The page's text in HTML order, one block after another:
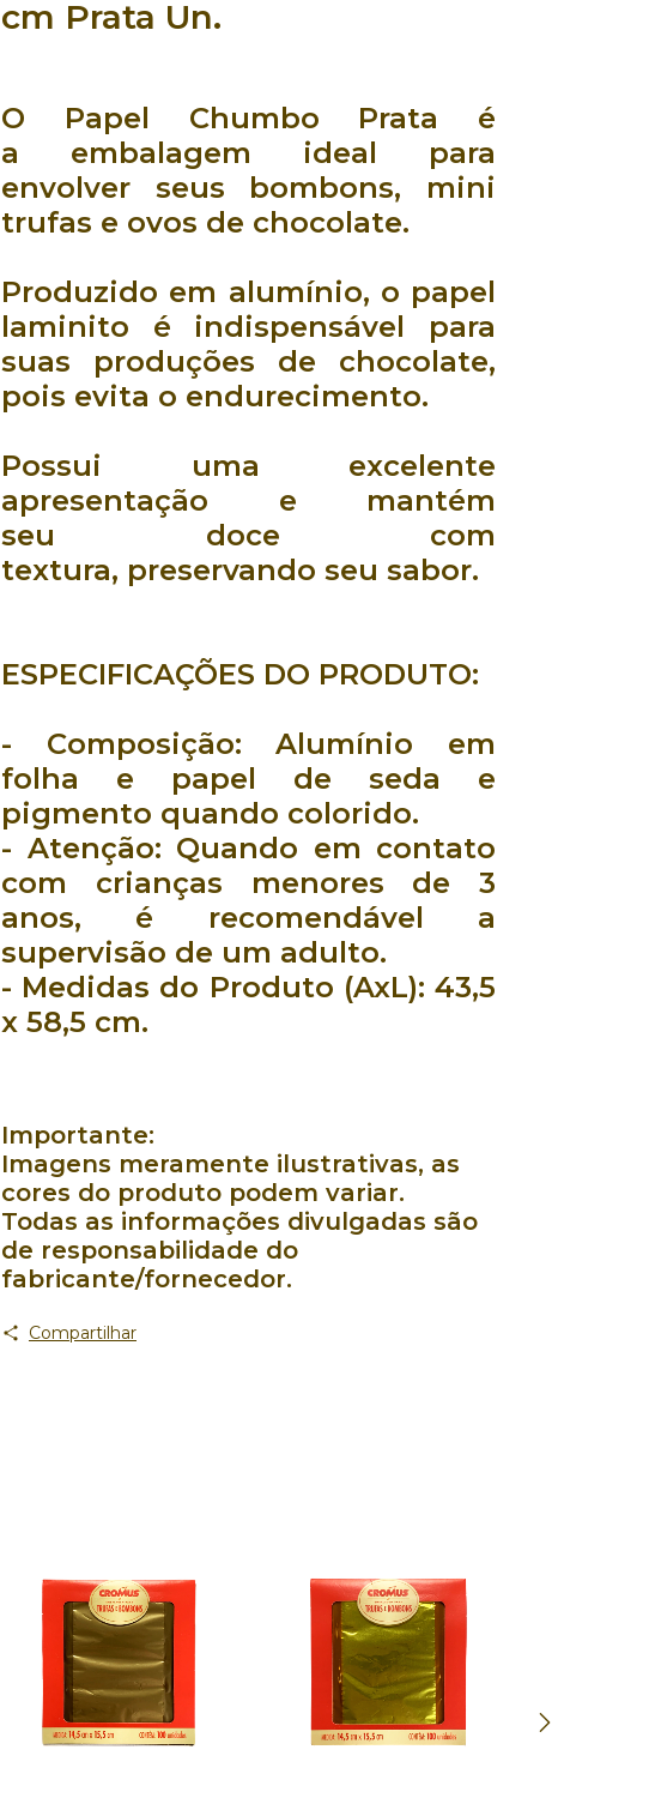
cm Prata Un.
O Papel Chumbo Prata é
a embalagem ideal para
envolver seus bombons, mini
trufas e ovos de chocolate.
Produzido em alumínio, o papel
laminito é indispensável para
suas produções de chocolate,
pois evita o endurecimento.
Possui uma excelente
apresentação e mantém
seu doce com
textura, preservando seu sabor.
ESPECIFICAÇÕES DO PRODUTO:
- Composição:Alumínio em
folha e papel de seda e
pigmento quando colorido.
- Atenção: Quando em contato
com crianças menores de 3
anos, é recomendável a
supervisão de um adulto.
- Medidas do Produto (AxL): 43,5
x 58,5 cm.
Importante:
Imagens meramente ilustrativas, as
cores do produto podem variar.
Todas as informações divulgadas são
de responsabilidade do
fabricante/fornecedor.
Compartilhar